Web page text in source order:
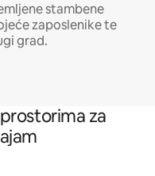
stambene
zaposlenike te
grad.
za